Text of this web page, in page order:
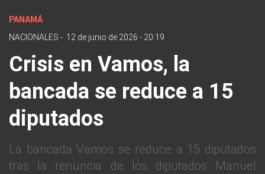
PANAMÁ
NACIONALES - 12 de junio de 2026 - 20:19
Crisis en Vamos, la
bancada se reduce a 15
diputados
La bancada Vamos se reduce a 15 diputados
tras la renuncia de los diputados Manuel